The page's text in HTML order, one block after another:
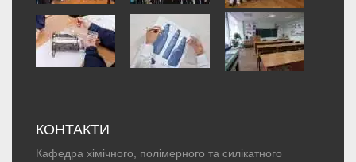
КОНТАКТИ
Кафедра хімічного, полімерного та силікатного